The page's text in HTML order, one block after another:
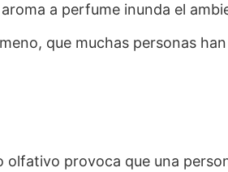
a perfume inunda el
que muchas personas
provoca que una